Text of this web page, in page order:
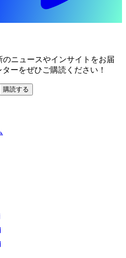
ニュースやインサイトをお届
ーをぜひご購読ください！
購読する